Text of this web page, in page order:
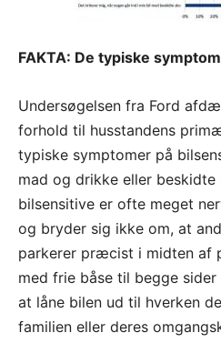
FAKTA: De typiske
Undersøgelsen fra Ford
forhold til husstandens
typiske symptomer på
mad og drikke eller beskidte
bilsensitive er ofte meget
og bryder sig ikke om, at
parkerer præcist i midten af
med frie båse til begge
at låne bilen ud til hverken
familien eller deres